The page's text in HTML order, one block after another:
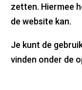
zetten. Hiermee
de website kan.
Je kunt de
vinden onder de